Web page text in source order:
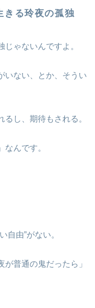
きる玲夜の孤独
ゃないんですよ。
いない、とか、そうい
し、期待もされる。
んです。
自由”がない。
普通の鬼だったら」